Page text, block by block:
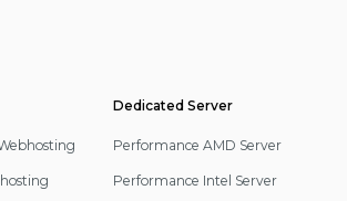
Footer
Navigation
Dedicated Server
Performance AMD Server
Performance Intel Server